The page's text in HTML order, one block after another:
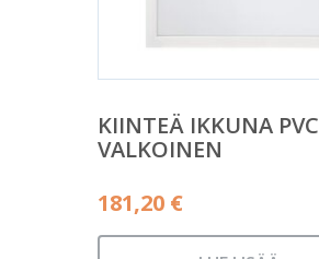
KIINTEÄ IKKUNA PVC
VALKOINEN
181,20 €